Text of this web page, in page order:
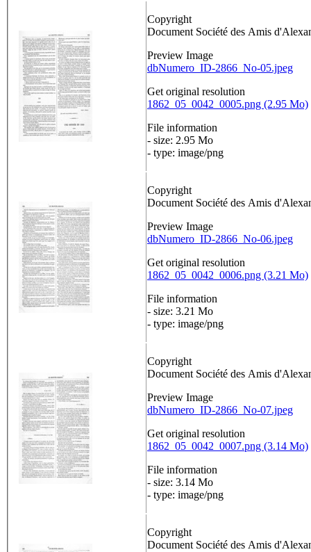
Copyright
Document Société des Amis
Preview Image
dbNumero_ID-2866_No-05.jpeg
Get original resolution
1862_05_0042_0005.png (2.95 Mo)
File information
- size: 2.95 Mo
- type: image/png
Copyright
Document Société des Amis
Preview Image
dbNumero_ID-2866_No-06.jpeg
Get original resolution
1862_05_0042_0006.png (3.21 Mo)
File information
- size: 3.21 Mo
- type: image/png
Copyright
Document Société des Amis
Preview Image
dbNumero_ID-2866_No-07.jpeg
Get original resolution
1862_05_0042_0007.png (3.14 Mo)
File information
- size: 3.14 Mo
- type: image/png
Copyright
Document Société des Amis